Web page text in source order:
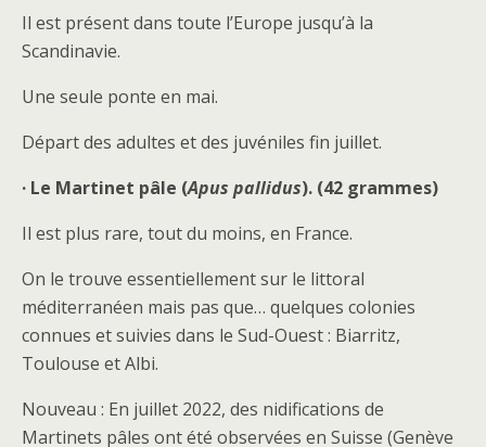
Il est présent dans toute l’Europe jusqu’à la
Scandinavie.
Une seule ponte en mai.
Départ des adultes et des juvéniles fin juillet.
· Le Martinet pâle (Apus pallidus). (42 grammes)
Il est plus rare, tout du moins, en France.
On le trouve essentiellement sur le littoral
méditerranéen mais pas que… quelques colonies
connues et suivies dans le Sud-Ouest : Biarritz,
Toulouse et Albi.
Nouveau : En juillet 2022, des nidifications de
Martinets pâles ont été observées en Suisse (Genève